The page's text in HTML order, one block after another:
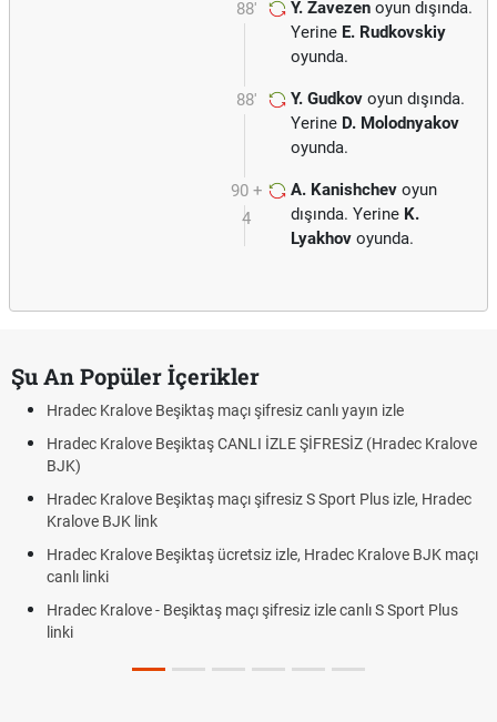
88'
Y. Zavezen oyun dışında.
Yerine E. Rudkovskiy
oyunda.
88' Y. Gudkov oyun dışında.
Yerine D. Molodnyakov
oyunda.
90 +
4
A. Kanishchev oyun
dışında. Yerine K.
Lyakhov oyunda.
Şu An Popüler İçerikler
Hradec Kralove Beşiktaş maçı şifresiz canlı yayın izle
Hradec Kralove Beşiktaş CANLI İZLE ŞİFRESİZ (Hradec Kralove
BJK)
Hradec Kralove Beşiktaş maçı şifresiz S Sport Plus izle, Hradec
Kralove BJK link
Hradec Kralove Beşiktaş ücretsiz izle, Hradec Kralove BJK maçı
canlı linki
Hradec Kralove - Beşiktaş maçı şifresiz izle canlı S Sport Plus
linki